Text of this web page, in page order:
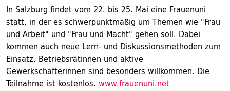
In Salzburg findet vom 22. bis 25. Mai eine Frauenuni
statt, in der es schwerpunktmäßig um Themen wie "Frau
und Arbeit" und "Frau und Macht" gehen soll. Dabei
kommen auch neue Lern- und Diskussionsmethoden zum
Einsatz. Betriebsrätinnen und aktive
Gewerkschafterinnen sind besonders willkommen. Die
Teilnahme ist kostenlos. www.frauenuni.net